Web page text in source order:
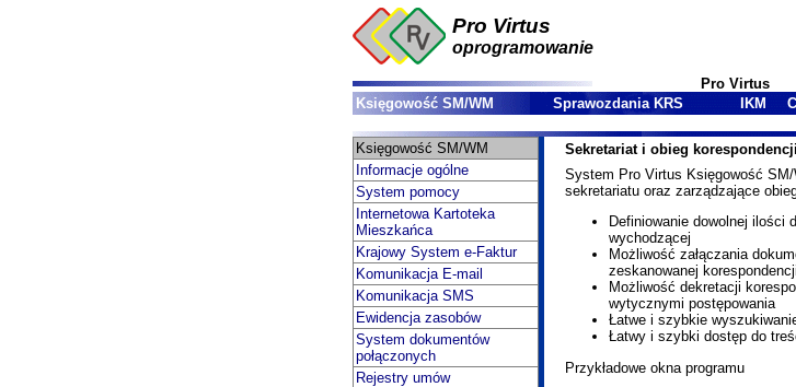
Pro Virtus
oprogramowanie
Pro Virtus
Księgowość SM/WM
Sprawozdania KRS IKM
Księgowość SM/WM
Informacje ogólne
System pomocy
Internetowa Kartoteka
Mieszkańca
Krajowy System e-Faktur
Komunikacja E-mail
Komunikacja SMS
Ewidencja zasobów
System dokumentów
połączonych
Rejestry umów
Sekretariat i obieg korespondencji
System Pro Virtus Księgowość SM/
sekretariatu oraz zarządzające
Definiowanie dowolnej ilości
wychodzącej
Możliwość załączania
zeskanowanej
Możliwość dekretacji
wytycznymi postępowania
Łatwe i szybkie
Łatwy i szybki dostęp do
Przykładowe okna programu